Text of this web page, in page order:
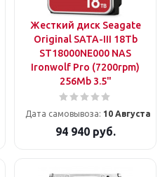
Жесткий диск Seagate
Original SATA-III 18Tb
ST18000NE000 NAS
Ironwolf Pro (7200rpm)
256Mb 3.5"
Дата самовывоза: 10 Августа
94 940руб.